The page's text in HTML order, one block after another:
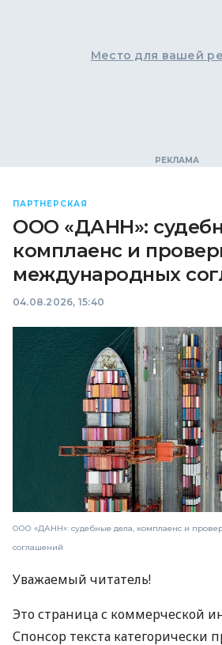
Место для вашей
ПАРТНЕРСКАЯ
ООО «ДАНН»:
комплаенс и
международных
04.08.2026, 15:40
ООО «ДАНН»: судебные дела, комплаенс и
соглашений
Уважаемый читатель!
Это страница с коммерческой
Спонсор текста категорически